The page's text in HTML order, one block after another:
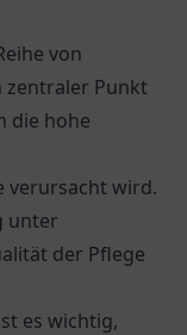
von
zentraler Punkt
die hohe
verursacht wird.
unter
der Pflege
es wichtig,